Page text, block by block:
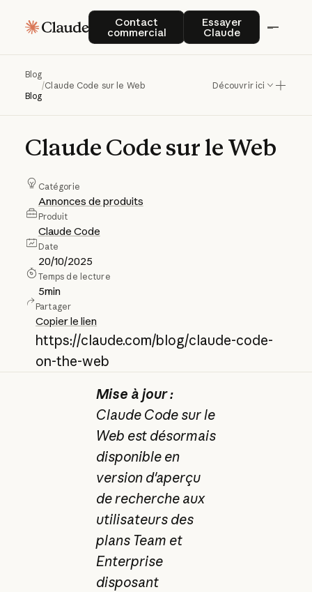
Contact
commercial
Contact commercial
Essayer
Claude
Essayer Claude
Blog
Blog
/Claude Code sur le Web Découvrir ici
Claude Code sur le Web
Catégorie
Annonces de produits
Produit
Claude Code
Date
20/10/2025
Temps de lecture
5min
Partager
Copier le lien
https://claude.com/blog/claude-code-
on-the-web
Mise à jour :
Claude Code sur le
Web est désormais
disponible en
version d'aperçu
de recherche aux
utilisateurs des
plans Team et
Enterprise
disposant